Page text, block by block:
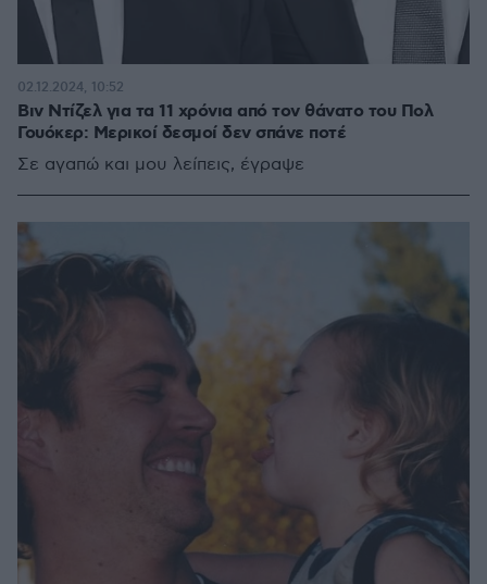
Βιν Ντίζελ για τα 11 χρόνια από τον θάνατο του Πολ
Γουόκερ: Μερικοί δεσμοί δεν σπάνε ποτέ
Σε αγαπώ και μου λείπεις, έγραψε
02.12.2024, 10:52